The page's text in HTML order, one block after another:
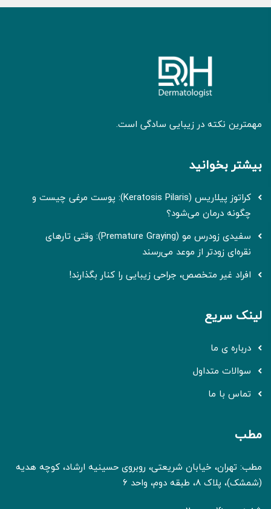
مهمترین نکته در زیبایی سادگی است.
بیشتر بخوانید
کراتوز پیلاریس (Keratosis Pilaris): پوست مرغی چیست و
چگونه درمان می‌شود؟
سفیدی زودرس مو (Premature Graying): وقتی تارهای
نقره‌ای زودتر از موعد می‌رسند
افراد غیر متخصص، جراحی زیبایی را کنار بگذارند!
لینک سریع
درباره ی ما
سوالات متداول
تماس با ما
مطب
مطب: تهران، خیابان شریعتی، روبروی حسینیه ارشاد، کوچه هدیه
(شمشک)، پلاک 8، طبقه دوم، واحد 6